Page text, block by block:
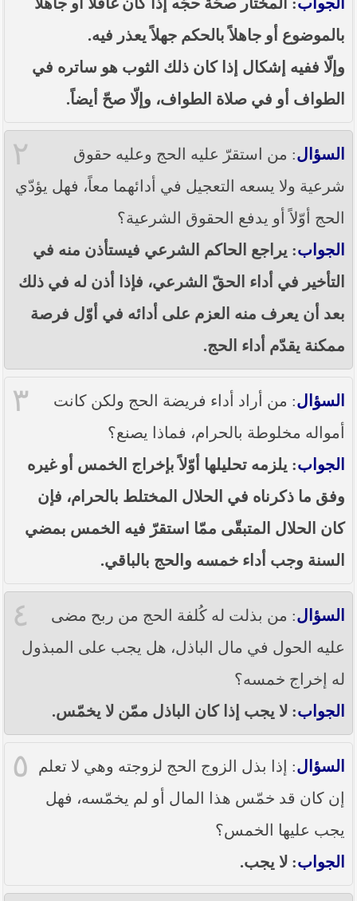
----- تصريح حول الأوضاع الراهنة في العراق
في كربلاء المقدسة فضيلة العلاّمة الشيخ عبد المهدي
) بعد سيطرة (داعش) على مناطق واسعة في محافظتي
نينوى وصلاح الدين وإعلانها أنها تستهدف بقية
بيان صادر من مكتب سماحة السيد السيستاني -دام ظلّه
محافظة نينوى
بالموضوع أو جاهلاً بالحكم جهلاً يعذر فيه.
وإلّا ففيه إشكال إذا كان ذلك الثوب هو ساتره في
الطواف أو في صلاة الطواف، وإلّا صحّ أيضاً.
٢ السؤال: من استقرّ عليه الحج وعليه حقوق
شرعية ولا يسعه التعجيل في أدائهما معاً، فهل يؤدّي
الحج أوّلاً أو يدفع الحقوق الشرعية؟
الجواب: يراجع الحاكم الشرعي فيستأذن منه في
التأخير في أداء الحقّ الشرعي، فإذا أذن له في ذلك
بعد أن يعرف منه العزم على أدائه في أوّل فرصة
ممكنة يقدّم أداء الحج.
٣ السؤال: من أراد أداء فريضة الحج ولكن كانت
أمواله مخلوطة بالحرام، فماذا يصنع؟
الجواب: يلزمه تحليلها أوّلاً بإخراج الخمس أو غيره
وفق ما ذكرناه في الحلال المختلط بالحرام، فإن
كان الحلال المتبقّى ممّا استقرّ فيه الخمس بمضي
السنة وجب أداء خمسه والحج بالباقي.
٤ السؤال: من بذلت له كُلفة الحج من ربح مضى
عليه الحول في مال الباذل، هل يجب على المبذول
له إخراج خمسه؟
الجواب: لا يجب إذا كان الباذل ممّن لا يخمّس.
٥ السؤال: إذا بذل الزوج الحج لزوجته وهي لا تعلم
إن كان قد خمّس هذا المال أو لم يخمّسه، فهل
يجب عليها الخمس؟
الجواب: لا يجب.